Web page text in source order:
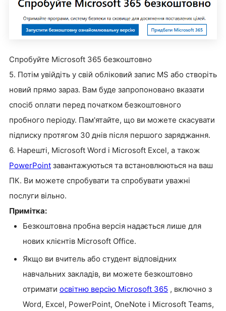
Спробуйте Microsoft 365 безкоштовно
5. Потім увійдіть у свій обліковий запис MS або створіть
новий прямо зараз. Вам буде запропоновано вказати
спосіб оплати перед початком безкоштовного
пробного періоду. Пам'ятайте, що ви можете скасувати
підписку протягом 30 днів після першого заряджання.
6. Нарешті, Microsoft Word і Microsoft Excel, а також
PowerPoint завантажуються та встановлюються на ваш
ПК. Ви можете спробувати та спробувати уважні
послуги вільно.
Примітка:
Безкоштовна пробна версія надається лише для
нових клієнтів Microsoft Office.
Якщо ви вчитель або студент відповідних
навчальних закладів, ви можете безкоштовно
отримати освітню версію Microsoft 365 , включно з
Word, Excel, PowerPoint, OneNote і Microsoft Teams,